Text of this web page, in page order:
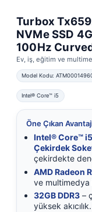
Turbox
NVMe SSD
100Hz
Ev, iş, eğitim ve
Model Kodu:
Intel® Core™ i5
Öne Çıkan
Intel® Core™
Çekirdek
çekirdekte
AMD Radeon
ve multimedya
32GB DDR3 –
yüksek akıcılık.